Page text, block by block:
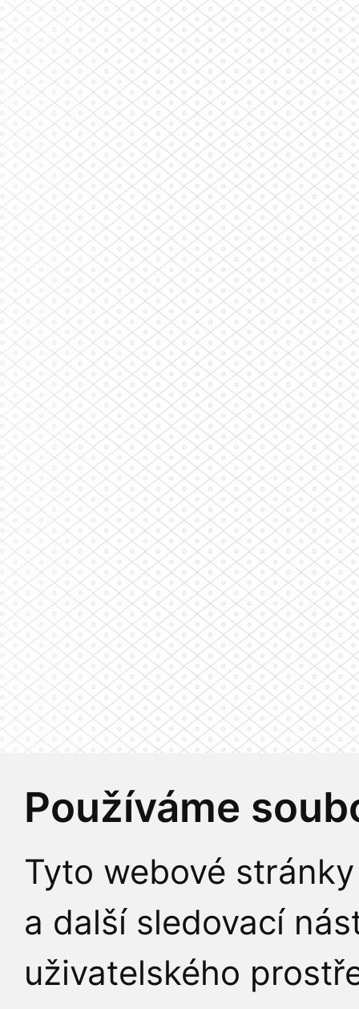
Používáme
Tyto webové
a další sledovací
uživatelského